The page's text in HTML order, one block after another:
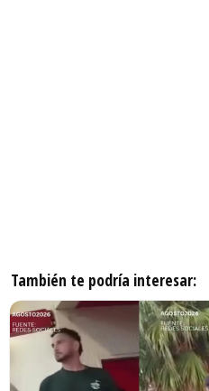
También te podría interesar: